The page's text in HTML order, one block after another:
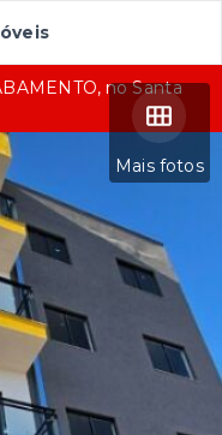
Mais fotos
no Santa